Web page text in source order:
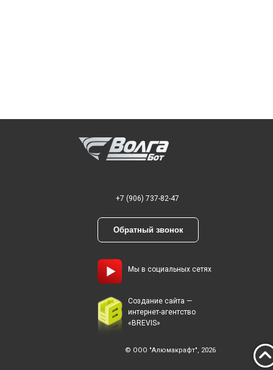
+7 (906) 737-82-47
Обратный звонок
Мы в социальных сетях
Создание сайта —
интернет-агентство
«BREVIS»
© ООО "Алюмакрафт", 2026